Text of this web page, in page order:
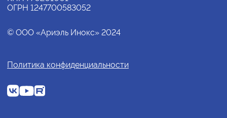
ОГРН 1247700583052
© ООО «Ариэль Инокс» 2024
Политика конфиденциальности